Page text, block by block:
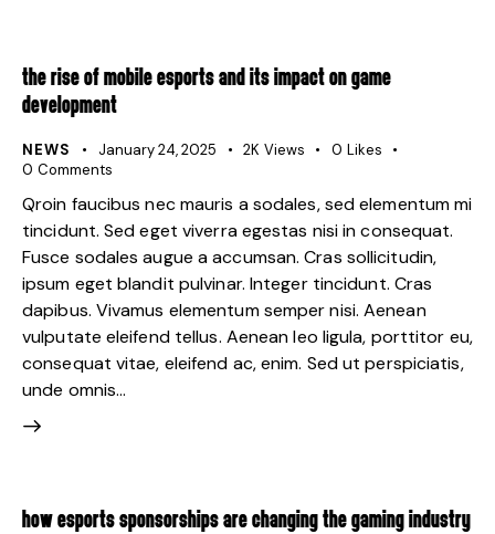
THE RISE OF MOBILE ESPORTS AND ITS IMPACT ON GAME
DEVELOPMENT
NEWS January 24, 2025 2K Views 0 Likes
0 Comments
Qroin faucibus nec mauris a sodales, sed elementum mi
tincidunt. Sed eget viverra egestas nisi in consequat.
Fusce sodales augue a accumsan. Cras sollicitudin,
ipsum eget blandit pulvinar. Integer tincidunt. Cras
dapibus. Vivamus elementum semper nisi. Aenean
vulputate eleifend tellus. Aenean leo ligula, porttitor eu,
consequat vitae, eleifend ac, enim. Sed ut perspiciatis,
unde omnis…
HOW ESPORTS SPONSORSHIPS ARE CHANGING THE GAMING INDUSTRY